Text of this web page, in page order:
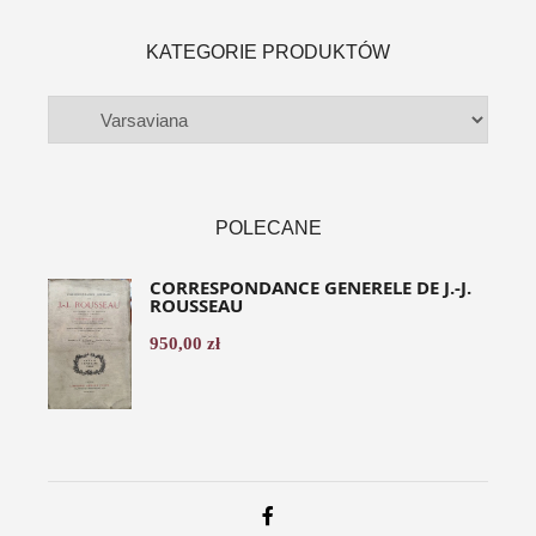
KATEGORIE PRODUKTÓW
POLECANE
CORRESPONDANCE GENERELE DE J.-J.
ROUSSEAU
950,00 zł